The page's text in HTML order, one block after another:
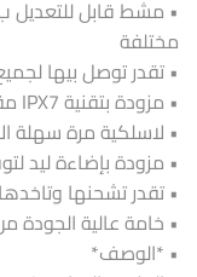
مختلفة
• تقدر توصل بيها
• مزودة بتقنية IPX7 مقاومة للماء يمكن غسل الالة كاملة
• لاسلكية مرة سهلة
• مزودة بإضاءة ليد
• تقدر تشحنها
• خامة عالية الجودة
• *الوصف*